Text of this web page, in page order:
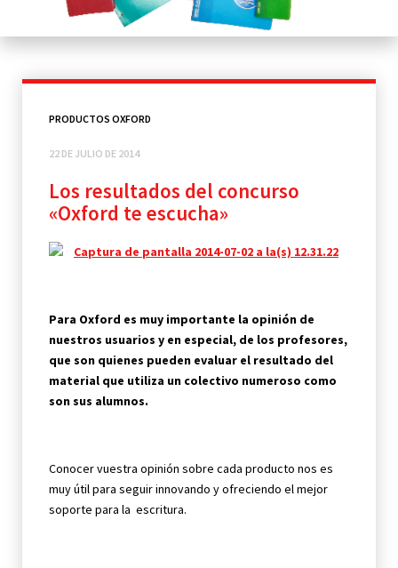
PRODUCTOS OXFORD
22 DE JULIO DE 2014
Los resultados del concurso
«Oxford te escucha»
Para Oxford es muy importante la opinión de
nuestros usuarios y en especial, de los profesores,
que son quienes pueden evaluar el resultado del
material que utiliza un colectivo numeroso como
son sus alumnos.
Conocer vuestra opinión sobre cada producto nos es
muy útil para seguir innovando y ofreciendo el mejor
soporte para la escritura.